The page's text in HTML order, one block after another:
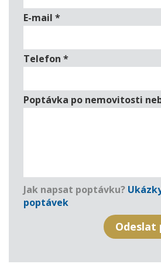
E-mail *
Telefon *
Poptávka po nemovitosti
Jak napsat poptávku?
poptávek